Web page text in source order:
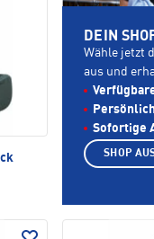
DEIN
Wähle jetzt
aus und
Sofortige